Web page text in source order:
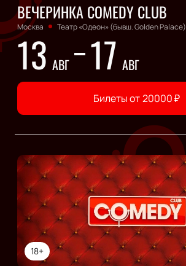
ВЕЧЕРИНКА COMEDY CLUB
Москва Театр «Одеон» (бывш. Golden Palace)
13 АВГ 17 АВГ
Билеты от 20000₽
18+